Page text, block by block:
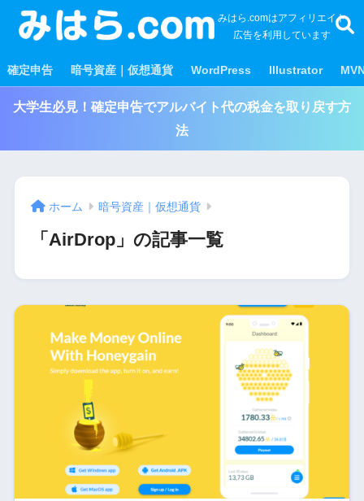
みはら.comはアフィリエイト
広告を利用しています
確定申告 暗号資産｜仮想通貨 WordPress Illustrator
大学生必見！確定申告でアルバイト代の税金を取り戻す方
法
ホーム 暗号資産｜仮想通貨
「AirDrop」の記事一覧